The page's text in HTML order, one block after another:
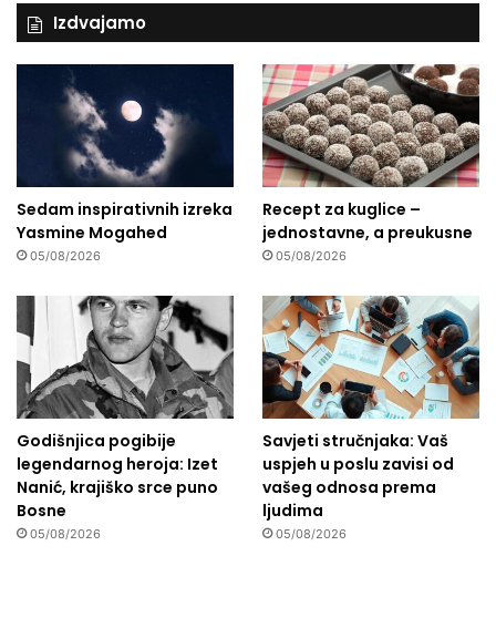
Izdvajamo
Sedam inspirativnih izreka
Yasmine Mogahed
05/08/2026
Recept za kuglice –
jednostavne, a preukusne
05/08/2026
Godišnjica pogibije
legendarnog heroja: Izet
Nanić, krajiško srce puno
Bosne
05/08/2026
Savjeti stručnjaka: Vaš
uspjeh u poslu zavisi od
vašeg odnosa prema
ljudima
05/08/2026